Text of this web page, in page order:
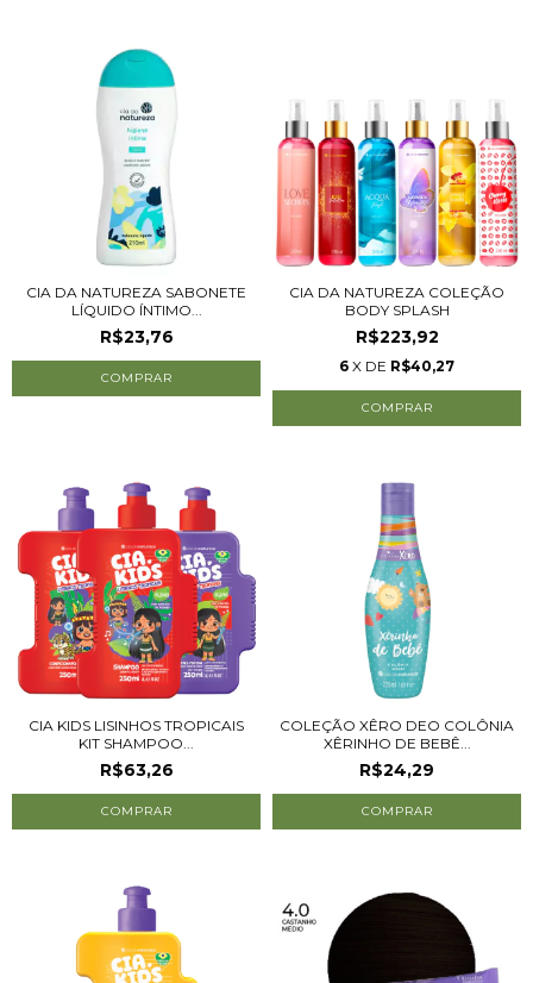
CIA DA NATUREZA SABONETE
LÍQUIDO ÍNTIMO...
R$23,76
CIA DA NATUREZA COLEÇÃO
BODY SPLASH
R$223,92
6 X DE R$40,27
CIA KIDS LISINHOS TROPICAIS
KIT SHAMPOO...
R$63,26
COLEÇÃO XÊRO DEO COLÔNIA
XÊRINHO DE BEBÊ...
R$24,29